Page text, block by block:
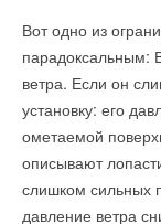
Вот одно из
парадоксальным:
ветра. Если он
установку: его
ометаемой
описывают
слишком сильных
давление ветра
Ваш E-mail *
Текст комментария
инвестиционных
либо в рамках
инвесторов,
объединения
всего
документацию,
изыскания, как и